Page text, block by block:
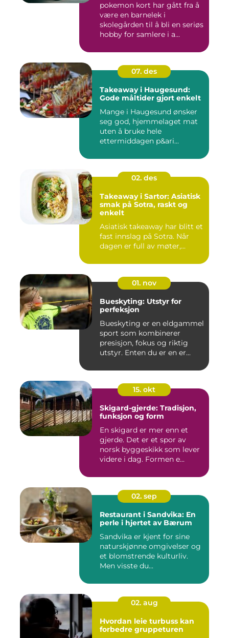
pokemon kort har gått fra å
være en barnelek i
skolegården til å bli en seriøs
hobby for samlere i a...
07. des
Takeaway i Haugesund:
Gode måltider gjort enkelt
Mange i Haugesund ønsker
seg god, hjemmelaget mat
uten å bruke hele
ettermiddagen p&ari...
02. des
Takeaway i Sartor: Asiatisk
smak på Sotra, raskt og
enkelt
Asiatisk takeaway har blitt et
fast innslag på Sotra. Når
dagen er full av møter,...
01. nov
Bueskyting: Utstyr for
perfeksjon
Bueskyting er en eldgammel
sport som kombinerer
presisjon, fokus og riktig
utstyr. Enten du er en er...
15. okt
Skigard-gjerde: Tradisjon,
funksjon og form
En skigard er mer enn et
gjerde. Det er et spor av
norsk byggeskikk som lever
videre i dag. Formen e...
02. sep
Restaurant i Sandvika: En
perle i hjertet av Bærum
Sandvika er kjent for sine
naturskjønne omgivelser og
et blomstrende kulturliv.
Men visste du...
02. aug
Hvordan leie turbuss kan
forbedre gruppeturen